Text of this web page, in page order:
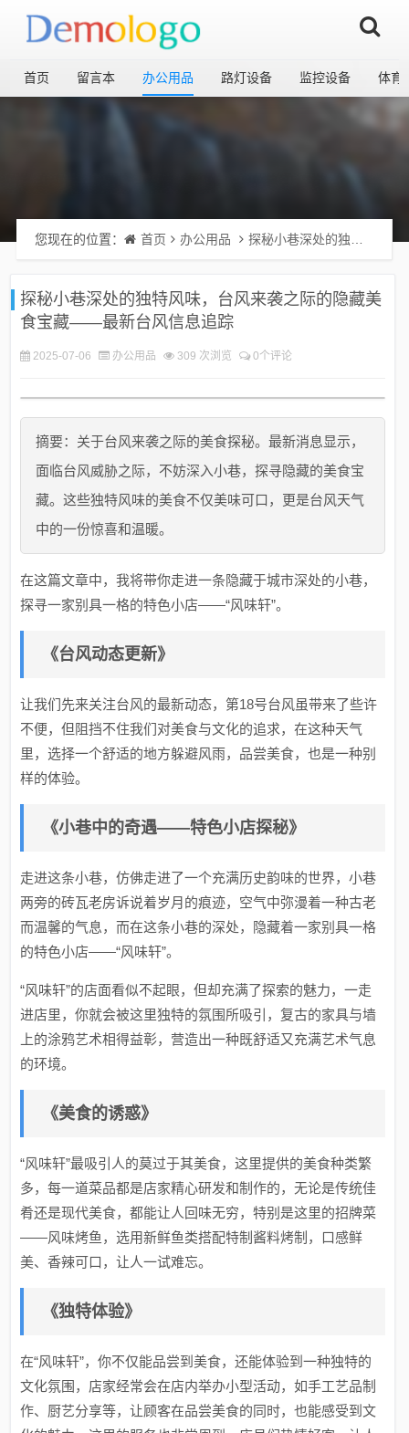
首页 留言本 办公用品 路灯设备 监控设备 体育
您现在的位置： 首页 办公用品 探秘小巷深处的独特风味，台风来袭之际的隐藏美食宝藏——最新台风信息追踪
探秘小巷深处的独特风味，台风来袭之际的隐藏美
食宝藏——最新台风信息追踪
2025-07-06 办公用品 309 次浏览 0个评论
摘要：关于台风来袭之际的美食探秘。最新消息显示，
面临台风威胁之际，不妨深入小巷，探寻隐藏的美食宝
藏。这些独特风味的美食不仅美味可口，更是台风天气
中的一份惊喜和温暖。
在这篇文章中，我将带你走进一条隐藏于城市深处的小巷，
探寻一家别具一格的特色小店——“风味轩”。
《台风动态更新》
让我们先来关注台风的最新动态，第18号台风虽带来了些许
不便，但阻挡不住我们对美食与文化的追求，在这种天气
里，选择一个舒适的地方躲避风雨，品尝美食，也是一种别
样的体验。
《小巷中的奇遇——特色小店探秘》
走进这条小巷，仿佛走进了一个充满历史韵味的世界，小巷
两旁的砖瓦老房诉说着岁月的痕迹，空气中弥漫着一种古老
而温馨的气息，而在这条小巷的深处，隐藏着一家别具一格
的特色小店——“风味轩”。
“风味轩”的店面看似不起眼，但却充满了探索的魅力，一走
进店里，你就会被这里独特的氛围所吸引，复古的家具与墙
上的涂鸦艺术相得益彰，营造出一种既舒适又充满艺术气息
的环境。
《美食的诱惑》
“风味轩”最吸引人的莫过于其美食，这里提供的美食种类繁
多，每一道菜品都是店家精心研发和制作的，无论是传统佳
肴还是现代美食，都能让人回味无穷，特别是这里的招牌菜
——风味烤鱼，选用新鲜鱼类搭配特制酱料烤制，口感鲜
美、香辣可口，让人一试难忘。
《独特体验》
在“风味轩”，你不仅能品尝到美食，还能体验到一种独特的
文化氛围，店家经常会在店内举办小型活动，如手工艺品制
作、厨艺分享等，让顾客在品尝美食的同时，也能感受到文